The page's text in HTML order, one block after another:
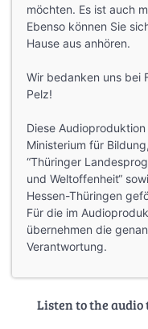
möchten. Es ist auch
Ebenso können Sie
Hause aus anhören.
Wir bedanken uns bei
Pelz!
Diese
Ministerium für
“Thüringer
und Weltoffenheit“
Hessen-Thüringen
Für die im
übernehmen die
Verantwortung.
Listen to the